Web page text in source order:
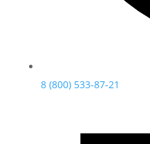
8 (800) 533-87-21